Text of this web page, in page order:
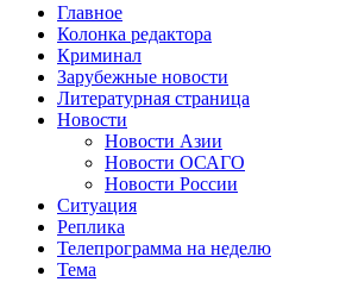
Главное
Колонка редактора
Криминал
Зарубежные новости
Литературная страница
Новости
Новости Азии
Новости ОСАГО
Новости России
Ситуация
Реплика
Телепрограмма на неделю
Тема